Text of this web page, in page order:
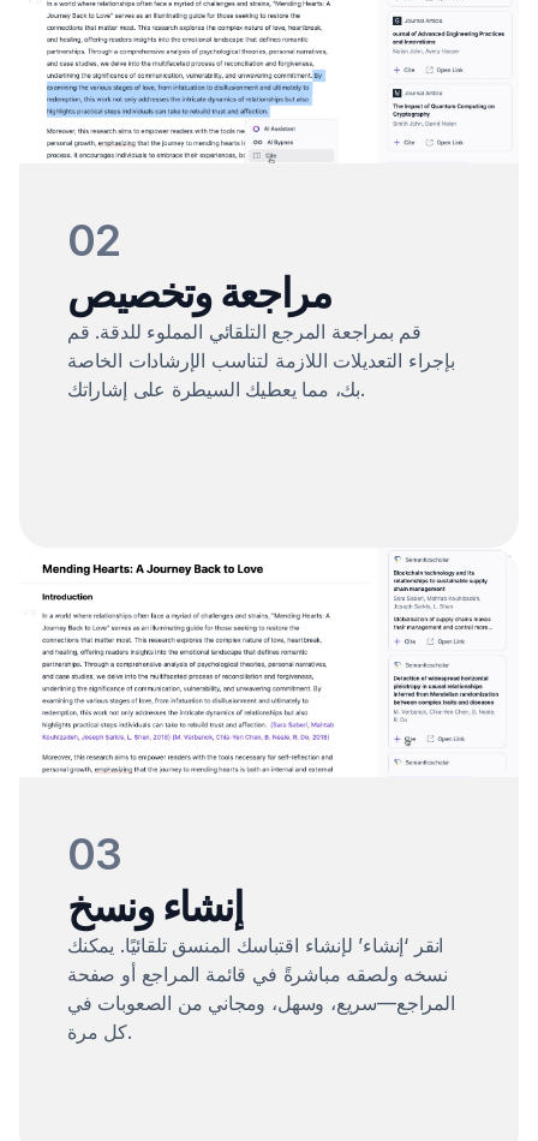
02
مراجعة وتخصيص
قم بمراجعة المرجع التلقائي المملوء للدقة. قم
بإجراء التعديلات اللازمة لتناسب الإرشادات الخاصة
بك، مما يعطيك السيطرة على إشاراتك.
03
إنشاء ونسخ
انقر ‘إنشاء’ لإنشاء اقتباسك المنسق تلقائيًا. يمكنك
نسخه ولصقه مباشرةً في قائمة المراجع أو صفحة
المراجع—سريع، وسهل، ومجاني من الصعوبات في
كل مرة.